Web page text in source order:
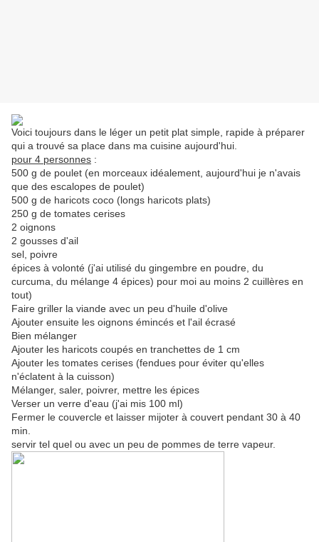
Voici toujours dans le léger un petit plat simple, rapide à préparer
qui a trouvé sa place dans ma cuisine aujourd'hui.
pour 4 personnes :
500 g de poulet (en morceaux idéalement, aujourd'hui je n'avais
que des escalopes de poulet)
500 g de haricots coco (longs haricots plats)
250 g de tomates cerises
2 oignons
2 gousses d'ail
sel, poivre
épices à volonté (j'ai utilisé du gingembre en poudre, du
curcuma, du mélange 4 épices) pour moi au moins 2 cuillères en
tout)
Faire griller la viande avec un peu d'huile d'olive
Ajouter ensuite les oignons émincés et l'ail écrasé
Bien mélanger
Ajouter les haricots coupés en tranchettes de 1 cm
Ajouter les tomates cerises (fendues pour éviter qu'elles
n'éclatent à la cuisson)
Mélanger, saler, poivrer, mettre les épices
Verser un verre d'eau (j'ai mis 100 ml)
Fermer le couvercle et laisser mijoter à couvert pendant 30 à 40
min.
servir tel quel ou avec un peu de pommes de terre vapeur.